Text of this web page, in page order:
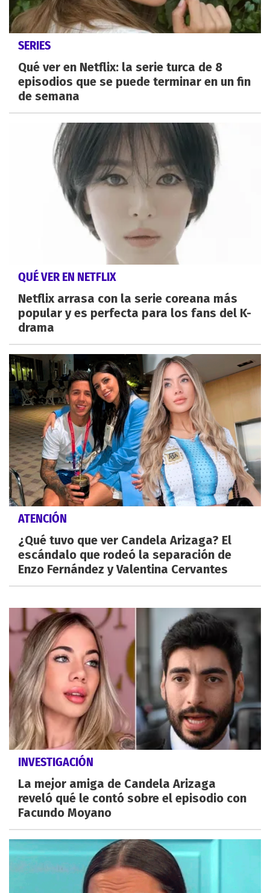
SERIES
Qué ver en Netflix: la serie turca de 8
episodios que se puede terminar en un fin
de semana
QUÉ VER EN NETFLIX
Netflix arrasa con la serie coreana más
popular y es perfecta para los fans del K-
drama
ATENCIÓN
¿Qué tuvo que ver Candela Arizaga? El
escándalo que rodeó la separación de
Enzo Fernández y Valentina Cervantes
INVESTIGACIÓN
La mejor amiga de Candela Arizaga
reveló qué le contó sobre el episodio con
Facundo Moyano